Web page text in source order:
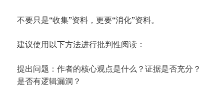
不要只是“收集”资料，更要“消化”资料。
建议使用以下方法进行批判性阅读：
提出问题：作者的核心观点是什么？证据是否充分？
是否有逻辑漏洞？